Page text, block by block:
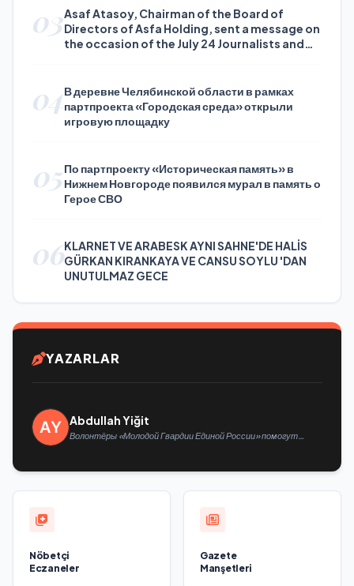
03Asaf Atasoy, Chairman of the Board of
Directors of Asfa Holding, sent a message on
the occasion of the July 24 Journalists and
04В деревне Челябинской области в рамках
партпроекта «Городская среда» открыли
игровую площадку
05По партпроекту «Историческая память» в
Нижнем Новгороде появился мурал в память о
Герое СВО
06KLARNET VE ARABESK AYNI SAHNE'DE HALİS
GÜRKAN KIRANKAYA VE CANSU SOYLU 'DAN
UNUTULMAZ GECE
YAZARLAR
Abdullah Yiğit
Волонтёры «Молодой Гвардии Единой России» помогут
Nöbetçi
Eczaneler
Gazete
Manşetleri